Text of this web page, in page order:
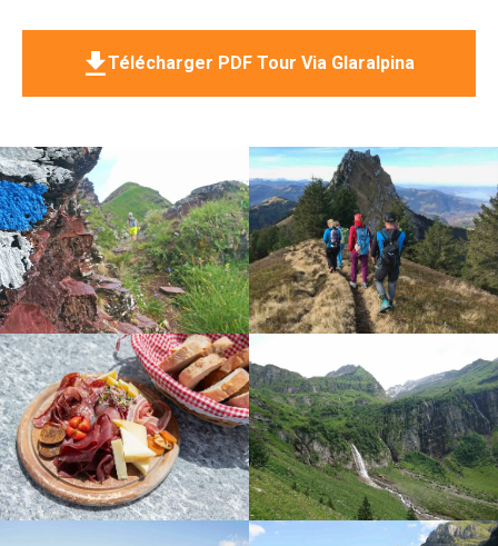
Télécharger PDF Tour Via Glaralpina